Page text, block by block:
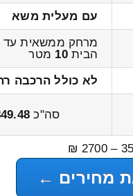
עם מעלית משא
מרחק ממשאית עד
הבית10 מטר
לא כולל הרכבה
סה"כ
3500
מחירים ←